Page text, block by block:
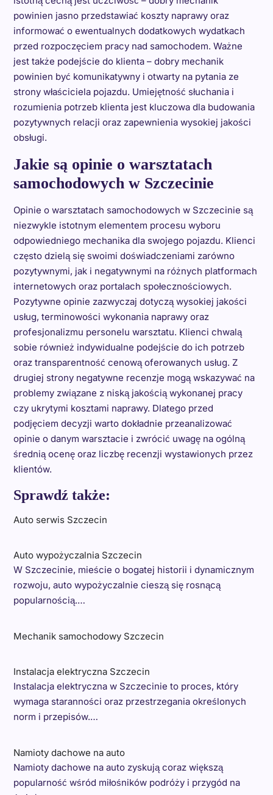
powinien jasno przedstawiać koszty naprawy oraz
informować o ewentualnych dodatkowych wydatkach
przed rozpoczęciem pracy nad samochodem. Ważne
jest także podejście do klienta – dobry mechanik
powinien być komunikatywny i otwarty na pytania ze
strony właściciela pojazdu. Umiejętność słuchania i
rozumienia potrzeb klienta jest kluczowa dla budowania
pozytywnych relacji oraz zapewnienia wysokiej jakości
obsługi.
Jakie są opinie o warsztatach
samochodowych w Szczecinie
Opinie o warsztatach samochodowych w Szczecinie są
niezwykle istotnym elementem procesu wyboru
odpowiedniego mechanika dla swojego pojazdu. Klienci
często dzielą się swoimi doświadczeniami zarówno
pozytywnymi, jak i negatywnymi na różnych platformach
internetowych oraz portalach społecznościowych.
Pozytywne opinie zazwyczaj dotyczą wysokiej jakości
usług, terminowości wykonania naprawy oraz
profesjonalizmu personelu warsztatu. Klienci chwalą
sobie również indywidualne podejście do ich potrzeb
oraz transparentność cenową oferowanych usług. Z
drugiej strony negatywne recenzje mogą wskazywać na
problemy związane z niską jakością wykonanej pracy
czy ukrytymi kosztami naprawy. Dlatego przed
podjęciem decyzji warto dokładnie przeanalizować
opinie o danym warsztacie i zwrócić uwagę na ogólną
średnią ocenę oraz liczbę recenzji wystawionych przez
klientów.
Sprawdź także:
Auto serwis Szczecin
Auto wypożyczalnia Szczecin
W Szczecinie, mieście o bogatej historii i dynamicznym
rozwoju, auto wypożyczalnie cieszą się rosnącą
popularnością.…
Mechanik samochodowy Szczecin
Instalacja elektryczna Szczecin
Instalacja elektryczna w Szczecinie to proces, który
wymaga staranności oraz przestrzegania określonych
norm i przepisów.…
Namioty dachowe na auto
Namioty dachowe na auto zyskują coraz większą
popularność wśród miłośników podróży i przygód na